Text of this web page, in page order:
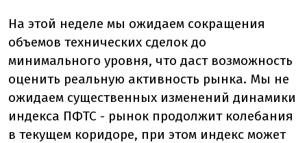
На этой неделе мы ожидаем сокращения
объемов технических сделок до
минимального уровня, что даст возможность
оценить реальную активность рынка. Мы не
ожидаем существенных изменений динамики
индекса ПФТС - рынок продолжит колебания
в текущем коридоре, при этом индекс может